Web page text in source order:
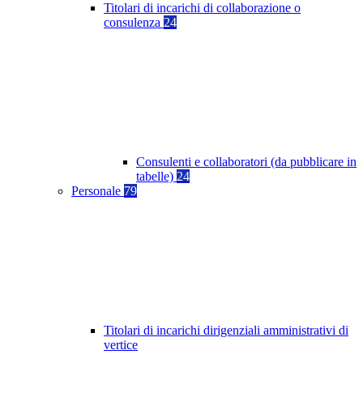
Titolari di incarichi di collaborazione o
consulenza 24
Consulenti e collaboratori (da pubblicare in
tabelle) 24
Personale 79
Titolari di incarichi dirigenziali amministrativi di
vertice